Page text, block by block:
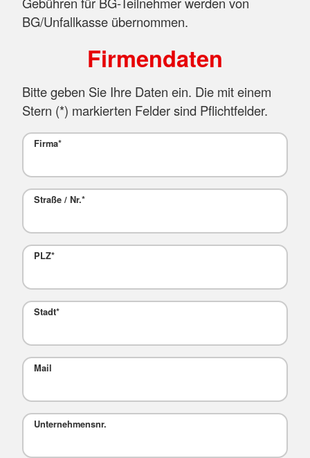
BG/Unfallkasse übernommen.
Firmendaten
Bitte geben Sie Ihre Daten ein. Die mit einem
Stern (*) markierten Felder sind Pflichtfelder.
Firma*
Straße / Nr.*
PLZ*
Stadt*
Mail
Unternehmensnr.